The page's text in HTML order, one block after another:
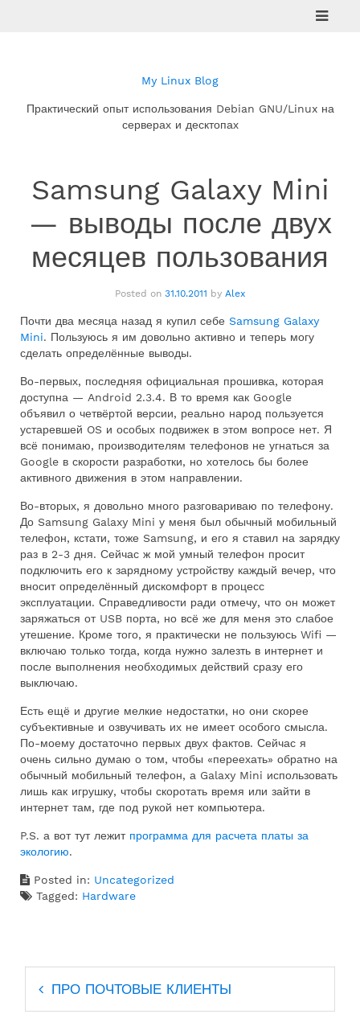
My Linux Blog
Практический опыт использования Debian GNU/Linux на
серверах и десктопах
Samsung Galaxy Mini
— выводы после двух
месяцев пользования
Posted on 31.10.2011 by Alex
Почти два месяца назад я купил себе Samsung Galaxy
Mini. Пользуюсь я им довольно активно и теперь могу
сделать определённые выводы.
Во-первых, последняя официальная прошивка, которая
доступна — Android 2.3.4. В то время как Google
объявил о четвёртой версии, реально народ пользуется
устаревшей OS и особых подвижек в этом вопросе нет. Я
всё понимаю, производителям телефонов не угнаться за
Google в скорости разработки, но хотелось бы более
активного движения в этом направлении.
Во-вторых, я довольно много разговариваю по телефону.
До Samsung Galaxy Mini у меня был обычный мобильный
телефон, кстати, тоже Samsung, и его я ставил на зарядку
раз в 2-3 дня. Сейчас ж мой умный телефон просит
подключить его к зарядному устройству каждый вечер, что
вносит определённый дискомфорт в процесс
эксплуатации. Справедливости ради отмечу, что он может
заряжаться от USB порта, но всё же для меня это слабое
утешение. Кроме того, я практически не пользуюсь Wifi —
включаю только тогда, когда нужно залезть в интернет и
после выполнения необходимых действий сразу его
выключаю.
Есть ещё и другие мелкие недостатки, но они скорее
субъективные и озвучивать их не имеет особого смысла.
По-моему достаточно первых двух фактов. Сейчас я
очень сильно думаю о том, чтобы «переехать» обратно на
обычный мобильный телефон, а Galaxy Mini использовать
лишь как игрушку, чтобы скоротать время или зайти в
интернет там, где под рукой нет компьютера.
P.S. а вот тут лежит программа для расчета платы за
экологию.
Posted in: Uncategorized
Tagged: Hardware
ПРО ПОЧТОВЫЕ КЛИЕНТЫ